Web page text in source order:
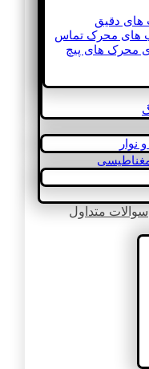
های دقیق
های محرک تماس
محرک های پیچ
نوار
سوالات متداول